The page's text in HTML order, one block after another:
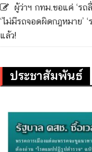
ผู้ว่าฯ กทม.ขอแค่ ‘รถลื่
‘ไม่มีรถจอดผิดกฎหมาย’ ‘
แล้ว!
ประชาสัมพันธ์